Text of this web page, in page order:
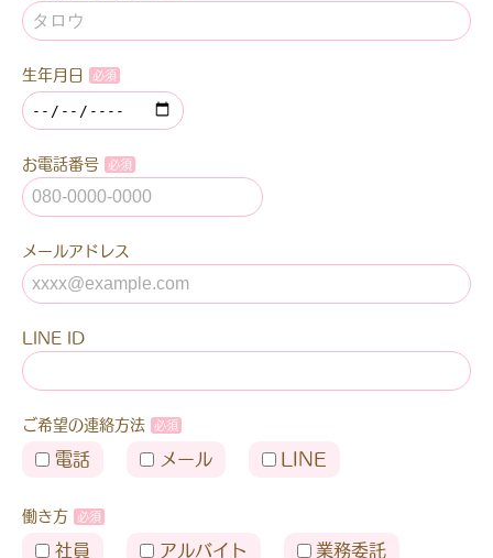
生年月日
お電話番号
メールアドレス
LINE ID
ご希望の連絡方法
電話 メール LINE
働き方
社員 アルバイト 業務委託